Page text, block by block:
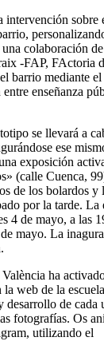
intervención
colaboración
-FAP, FActoria
barrio mediante
enseñanza
se llevará a
ese
exposición
(calle Cuenca,
de los bolardos y
por la tarde. La
4 de mayo, a las
mayo. La
ha
la web de la
de cada
fotografías. Os
utilizando el